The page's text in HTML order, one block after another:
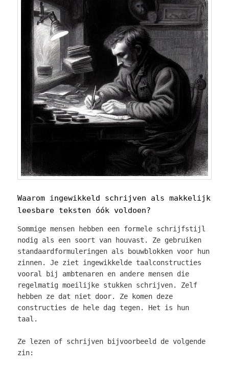
Waarom ingewikkeld schrijven als makkelijk
leesbare teksten óók voldoen?
Sommige mensen hebben een formele schrijfstijl
nodig als een soort van houvast. Ze gebruiken
standaardformuleringen als bouwblokken voor hun
zinnen. Je ziet ingewikkelde taalconstructies
vooral bij ambtenaren en andere mensen die
regelmatig moeilijke stukken schrijven. Zelf
hebben ze dat niet door. Ze komen deze
constructies de hele dag tegen. Het is hun
taal.
Ze lezen of schrijven bijvoorbeeld de volgende
zin: